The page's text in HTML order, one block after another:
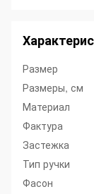
Размер
Размеры, см
Материал
Фактура
Застежка
Тип ручки
Фасон